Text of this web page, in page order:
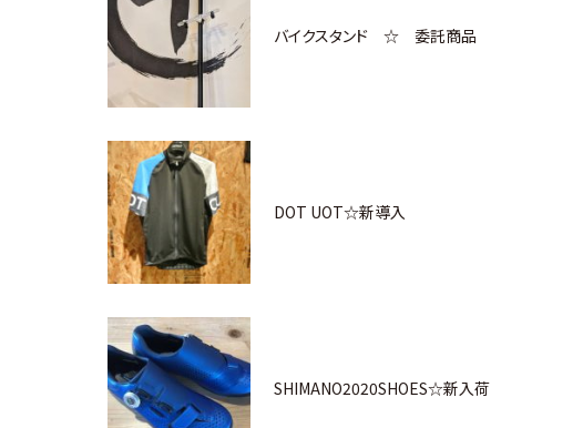
バイクスタンド ☆ 委託商品
DOT UOT☆新導入
SHIMANO2020SHOES☆新入荷